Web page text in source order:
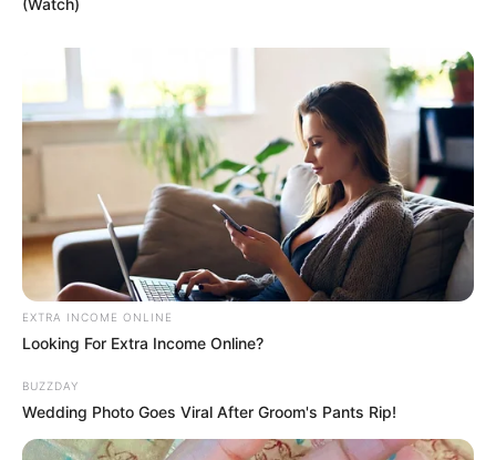
EXTRA INCOME ONLINE
Looking For Extra Income Online?
BUZZDAY
Wedding Photo Goes Viral After Groom's Pants Rip!